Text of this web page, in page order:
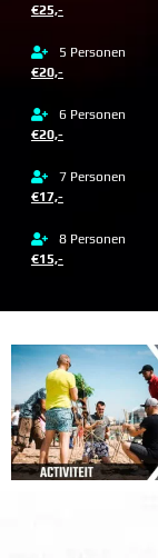
€25,-
5 Personen
€20,-
6 Personen
€20,-
7 Personen
€17,-
8 Personen
€15,-